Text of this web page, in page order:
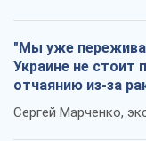
"Мы уже
Украине не стоит
отчаянию из-за
Сергей Марченко,